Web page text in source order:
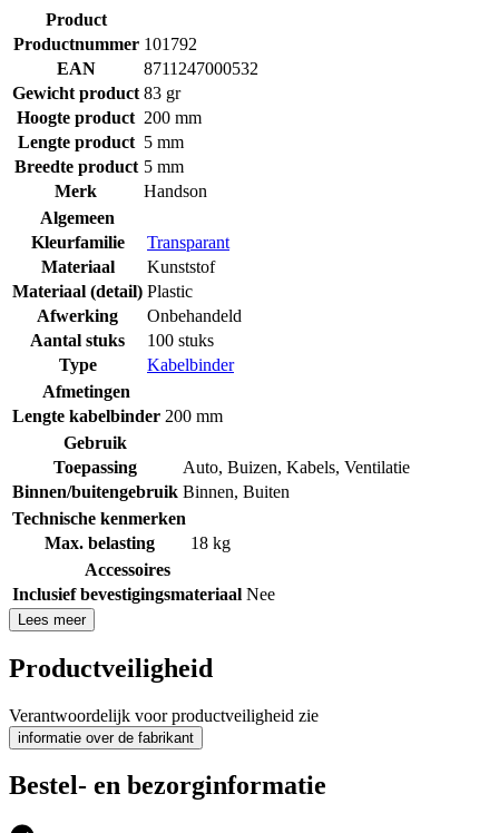
Product
Productnummer 101792
EAN
8711247000532
Gewicht product 83 gr
Hoogte product 200 mm
Lengte product 5 mm
Breedte product 5 mm
Merk
Handson
Algemeen
Kleurfamilie
Transparant
Materiaal
Kunststof
Materiaal (detail) Plastic
Afwerking
Onbehandeld
Aantal stuks
100 stuks
Type
Kabelbinder
Afmetingen
Lengte kabelbinder 200 mm
Gebruik
Toepassing
Auto, Buizen, Kabels, Ventilatie
Binnen/buitengebruik Binnen, Buiten
Technische kenmerken
Max. belasting
18 kg
Accessoires
Inclusief bevestigingsmateriaal Nee
Lees meer
Productveiligheid
Verantwoordelijk voor productveiligheid zie
informatie over de fabrikant
Bestel- en bezorginformatie